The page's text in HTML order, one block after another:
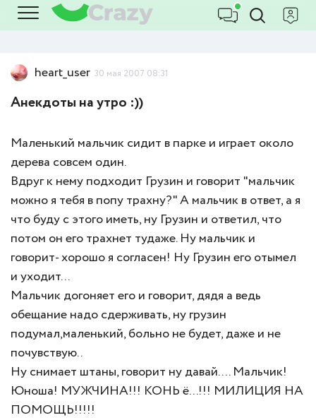
heart_user 30 мая 2007 08:31
Анекдоты на утро :))
Маленький мальчик сидит в парке и играет около
дерева совсем один.
Вдруг к нему подходит Грузин и говорит "мальчик
можно я тебя в попу трахну?" А мальчик в ответ, а я
что буду с этого иметь, ну Грузин и ответил, что
потом он его трахнет тудаже. Ну мальчик и
говорит- хорошо я согласен! Ну Грузин его отымел
и уходит...
Мальчик догоняет его и говорит, дядя а ведь
обещание надо сдерживать, ну грузин
подумал,маленький, больно не будет, даже и не
почувствую..
Ну снимает штаны, говорит ну давай.... Мальчик!
Юноша! МУЖЧИНА!!! КОНЬ ё...!!! МИЛИЦИЯ НА
ПОМОЩЬ!!!!!